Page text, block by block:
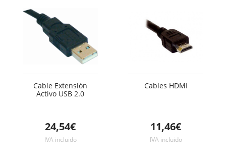
Cable Extensión
Activo USB 2.0
24,54€
IVA incluido
Cables HDMI
11,46€
IVA incluido